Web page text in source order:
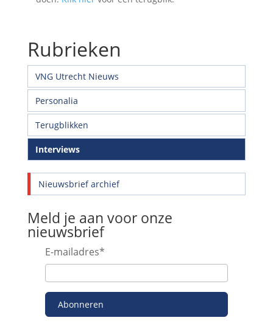
Rubrieken
VNG Utrecht Nieuws
Personalia
Terugblikken
Interviews
Nieuwsbrief archief
Meld je aan voor onze
nieuwsbrief
E-mailadres*
Abonneren